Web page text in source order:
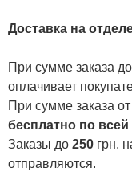
Доставка на
При сумме заказа до
оплачивает
При сумме заказа от
бесплатно по
Заказы до 250 грн.
отправляются.